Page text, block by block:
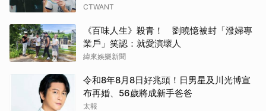
CTWANT
《百味人生》殺青！ 劉曉憶被封「潑婦專
業戶」笑認：就愛演壞人
緯來娛樂新聞
令和8年8月8日好兆頭！日男星及川光博宣
布再婚、56歲將成新手爸爸
太報